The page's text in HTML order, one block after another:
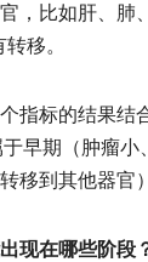
，比如肝、肺
移。
指标的结果结
早期（肿瘤小
移到其他器官
现在哪些阶段